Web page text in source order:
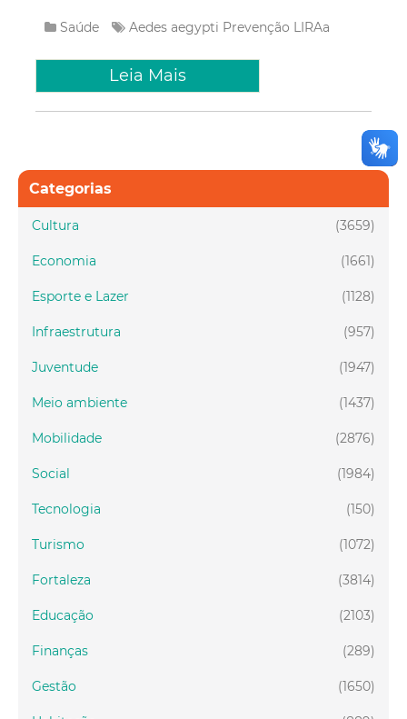
Saúde Aedes aegypti Prevenção LIRAa
Leia Mais
Categorias
(3659)
Cultura
(1661)
Economia
(1128)
Esporte e Lazer
(957)
Infraestrutura
(1947)
Juventude
(1437)
Meio ambiente
(2876)
Mobilidade
(1984)
Social
(150)
Tecnologia
(1072)
Turismo
(3814)
Fortaleza
(2103)
Educação
(289)
Finanças
(1650)
Gestão